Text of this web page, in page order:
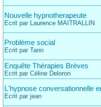
Nouvelle hypnotherapeute
Ecrit par Laurence MAITRALLIN
Problème social
Ecrit par Tann
Enquête Thérapies Brèves
Ecrit par Céline Deloron
L'hypnose conversationnelle
Ecrit par jean